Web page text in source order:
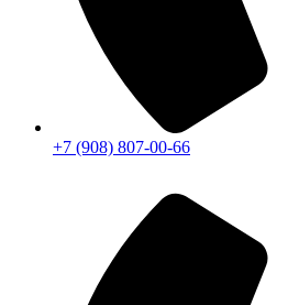
+7 (908) 807-00-66